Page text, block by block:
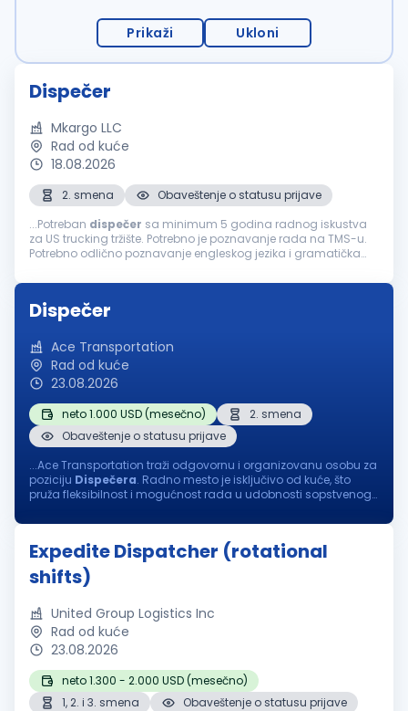
Prikaži Ukloni
Dispečer
Mkargo LLC
Rad od kuće
18.08.2026
2. smena
Obaveštenje o statusu prijave
...Potreban dispečer sa minimum 5 godina radnog iskustva
za US trucking tržište. Potrebno je poznavanje rada na TMS-u.
Potrebno odlično poznavanje engleskog jezika i gramatička
prijašnje iskustvo...
Dispečer
Ace Transportation
Rad od kuće
23.08.2026
neto 1.000 USD (mesečno)
2. smena
Obaveštenje o statusu prijave
...Ace Transportation traži odgovornu i organizovanu osobu za
poziciju Dispečera. Radno mesto je isključivo od kuće, što
pruža fleksibilnost i mogućnost rada u udobnosti sopstvenog
dinamičnom...
Expedite Dispatcher (rotational
shifts)
United Group Logistics Inc
Rad od kuće
23.08.2026
neto 1.300 - 2.000 USD (mesečno)
1, 2. i 3. smena
Obaveštenje o statusu prijave